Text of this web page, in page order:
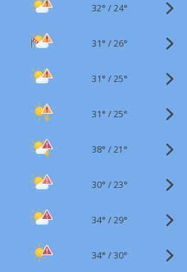
32° /24°
31° /26°
31° /25°
31° /25°
38° /21°
30° /23°
34° /29°
34° /30°